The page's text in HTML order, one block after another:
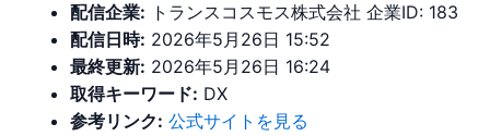
配信企業: トランスコスモス株式会社 企業ID: 183
配信日時: 2026年5月26日 15:52
最終更新: 2026年5月26日 16:24
取得キーワード: DX
参考リンク: 公式サイトを見る